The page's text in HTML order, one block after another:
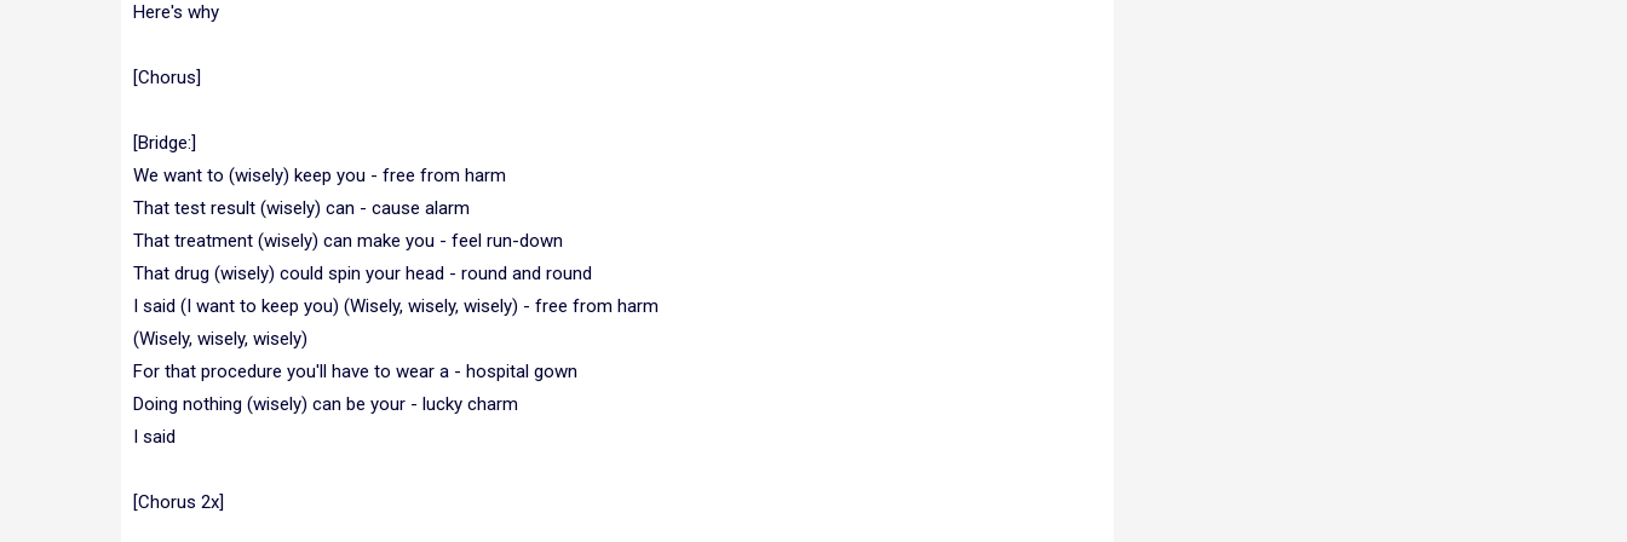
Here's why
[Chorus]
[Bridge:]
We want to (wisely) keep you - free from harm
That test result (wisely) can - cause alarm
That treatment (wisely) can make you - feel run-down
That drug (wisely) could spin your head - round and round
I said (I want to keep you) (Wisely, wisely, wisely) - free from harm
(Wisely, wisely, wisely)
For that procedure you'll have to wear a - hospital gown
Doing nothing (wisely) can be your - lucky charm
I said
[Chorus 2x]